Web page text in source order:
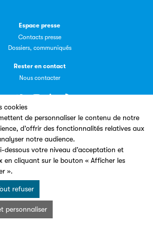
cookies
de personnaliser le contenu de notre
d’offrir des fonctionnalités relatives aux
notre audience.
dessous votre niveau d’acceptation et
en cliquant sur le bouton « Afficher les
».
refuser
personnaliser
Espace presse
Contacts presse
Dossiers, communiqués
Rester en contact
Nous contacter
conçu en partenariat avec le
d’utilisation
Charte Cookies
dans le secteur de l'édition.
les échanges informatisés entre
la filière de la fabrication de livres.